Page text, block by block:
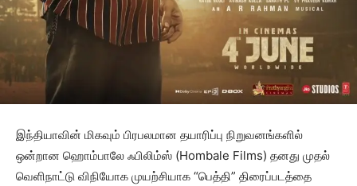
இந்தியாவின் மிகவும் பிரபலமான தயாரிப்பு நிறுவனங்களில்
ஒன்றான ஹொம்பாலே ஃபிலிம்ஸ் (Hombale Films) தனது முதல்
வெளிநாட்டு விநியோக முயற்சியாக “பெத்தி” திரைப்படத்தை